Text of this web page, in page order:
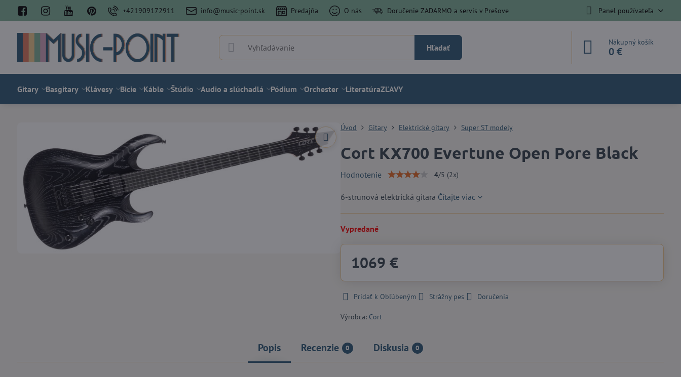
+421909172911 info@music-point.sk Predajňa O nás Doručenie ZADARMO a servis v Prešove Panel používateľa
Hľadať
Nákupný košík
0 €
Gitary Basgitary Klávesy Bicie Káble Štúdio Audio a slúchadlá Pódium Orchester LiteratúraZĽAVY
Úvod Gitary Elektrické gitary Super ST modely
Cort KX700 Evertune Open Pore Black
Hodnotenie 4/5 (2x)
6-strunová elektrická gitara Čítajte viac
Vypredané
1069 €
Pridať k Obľúbeným Strážny pes Doručenia
Výrobca: Cort
Popis Recenzie 0 Diskusia 0